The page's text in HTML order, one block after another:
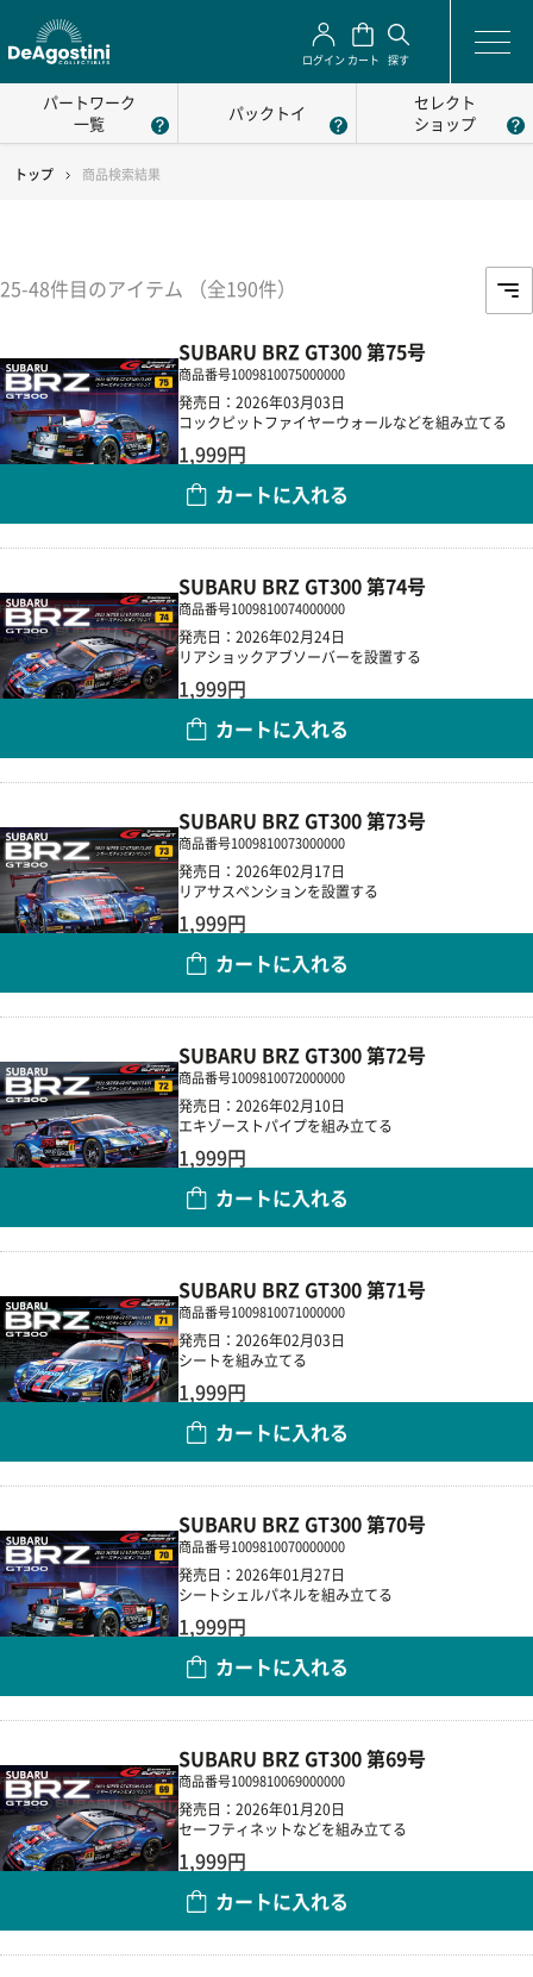
ログイン カート 探す
パートワーク
一覧
パックトイ
セレクト
ショップ
トップ 商品検索結果
25-48件目のアイテム （全190件）
SUBARU BRZ GT300 第75号
商品番号1009810075000000
発売日：2026年03月03日
コックピットファイヤーウォールなどを組み立てる
1,999円
カートに入れる
SUBARU BRZ GT300 第74号
商品番号1009810074000000
発売日：2026年02月24日
リアショックアブソーバーを設置する
1,999円
カートに入れる
SUBARU BRZ GT300 第73号
商品番号1009810073000000
発売日：2026年02月17日
リアサスペンションを設置する
1,999円
カートに入れる
SUBARU BRZ GT300 第72号
商品番号1009810072000000
発売日：2026年02月10日
エキゾーストパイプを組み立てる
1,999円
カートに入れる
SUBARU BRZ GT300 第71号
商品番号1009810071000000
発売日：2026年02月03日
シートを組み立てる
1,999円
カートに入れる
SUBARU BRZ GT300 第70号
商品番号1009810070000000
発売日：2026年01月27日
シートシェルパネルを組み立てる
1,999円
カートに入れる
SUBARU BRZ GT300 第69号
商品番号1009810069000000
発売日：2026年01月20日
セーフティネットなどを組み立てる
1,999円
カートに入れる